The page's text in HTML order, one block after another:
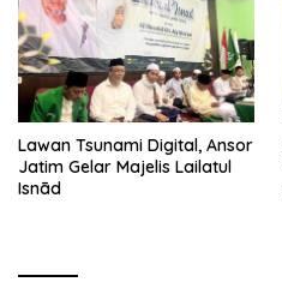
Lawan Tsunami Digital, Ansor
Jatim Gelar Majelis Lailatul
Isnād